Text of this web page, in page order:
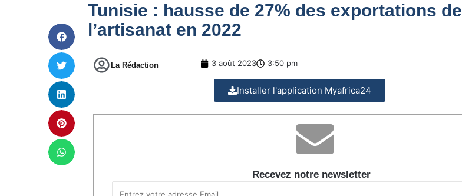
Tunisie : hausse de 27% des exportations de
l’artisanat en 2022
La Rédaction 3 août 2023 3:50 pm
Installer l'application Myafrica24
Recevez notre newsletter